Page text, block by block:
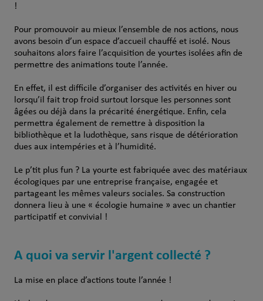
!
Pour promouvoir au mieux l’ensemble de nos actions, nous
avons besoin d’un espace d’accueil chauffé et isolé. Nous
souhaitons alors faire l’acquisition de yourtes isolées afin de
permettre des animations toute l’année.
En effet, il est difficile d’organiser des activités en hiver ou
lorsqu’il fait trop froid surtout lorsque les personnes sont
âgées ou déjà dans la précarité énergétique. Enfin, cela
permettra également de remettre à disposition la
bibliothèque et la ludothèque, sans risque de détérioration
dues aux intempéries et à l’humidité.
Le p’tit plus fun ? La yourte est fabriquée avec des matériaux
écologiques par une entreprise française, engagée et
partageant les mêmes valeurs sociales. Sa construction
donnera lieu à une « écologie humaine » avec un chantier
participatif et convivial !
A quoi va servir l'argent collecté ?
La mise en place d’actions toute l’année !